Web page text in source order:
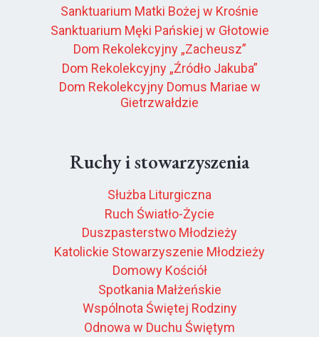
Sanktuarium Matki Bożej w Krośnie
Sanktuarium Męki Pańskiej w Głotowie
Dom Rekolekcyjny „Zacheusz”
Dom Rekolekcyjny „Źródło Jakuba”
Dom Rekolekcyjny Domus Mariae w
Gietrzwałdzie
Ruchy i stowarzyszenia
Służba Liturgiczna
Ruch Światło-Życie
Duszpasterstwo Młodzieży
Katolickie Stowarzyszenie Młodzieży
Domowy Kościół
Spotkania Małżeńskie
Wspólnota Świętej Rodziny
Odnowa w Duchu Świętym